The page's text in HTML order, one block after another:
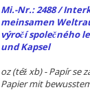
Mi.-Nr.: 2488 /
mein­sa­men
výročí společného
und Kap­sel
oz (též xb) - Papír se
Pa­pier mit